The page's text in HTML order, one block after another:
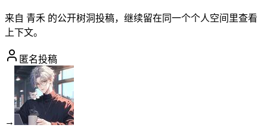
来自 青禾 的公开树洞投稿，继续留在同一个个人空间里查看
上下文。
匿名投稿
→